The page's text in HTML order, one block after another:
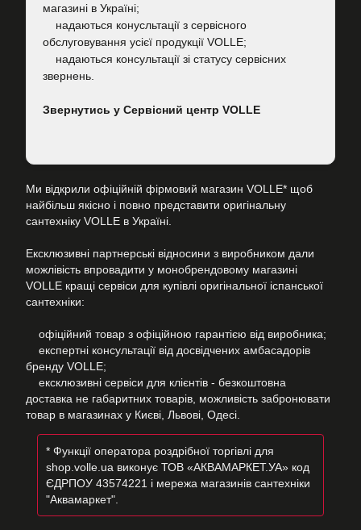
магазині в Україні;
надаються конусльтації з сервісного
обслуговування усієї продукції VOLLE;
надаються консультації зі статусу сервісних
звернень.
Звернутись у Сервісний центр VOLLE
Ми відкрили офіційній фірмовий магазин VOLLE* щоб
найбільш якісно і повно представити оригінальну
сантехніку VOLLE в Україні.
Ексклюзивні партнерські відносини з виробником дали
можлівість впровадити у монобрендовому магазині
VOLLE кращі сервіси для купівлі оригінальної іспанської
сантехніки:
офіційний товар з офіційною гарантією від виробника;
експертні консультації від досвідчених амбасадорів
бренду VOLLE;
ексклюзивні сервіси для клієнтів - безкоштовна
доставка не габаритних товарів, можливість забронювати
товар в магазинах у Києві, Львові, Одесі.
* Функції оператора роздрібної торгівлі для
shop.volle.ua виконує ТОВ «АКВАМАРКЕТ.УА» код
ЄДРПОУ 43574221 і мережа магазинів сантехніки
"Аквамаркет".